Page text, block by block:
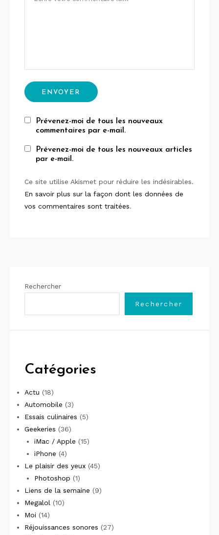
Prévenez-moi de tous les nouveaux
commentaires par e-mail.
Prévenez-moi de tous les nouveaux articles
par e-mail.
Ce site utilise Akismet pour réduire les indésirables.
En savoir plus sur la façon dont les données de
vos commentaires sont traitées.
Rechercher
Rechercher
Catégories
Actu (18)
Automobile (3)
Essais culinaires (5)
Geekeries (36)
iMac / Apple (15)
iPhone (4)
Le plaisir des yeux (45)
Photoshop (1)
Liens de la semaine (9)
Megalol (10)
Moi (14)
Réjouissances sonores (27)